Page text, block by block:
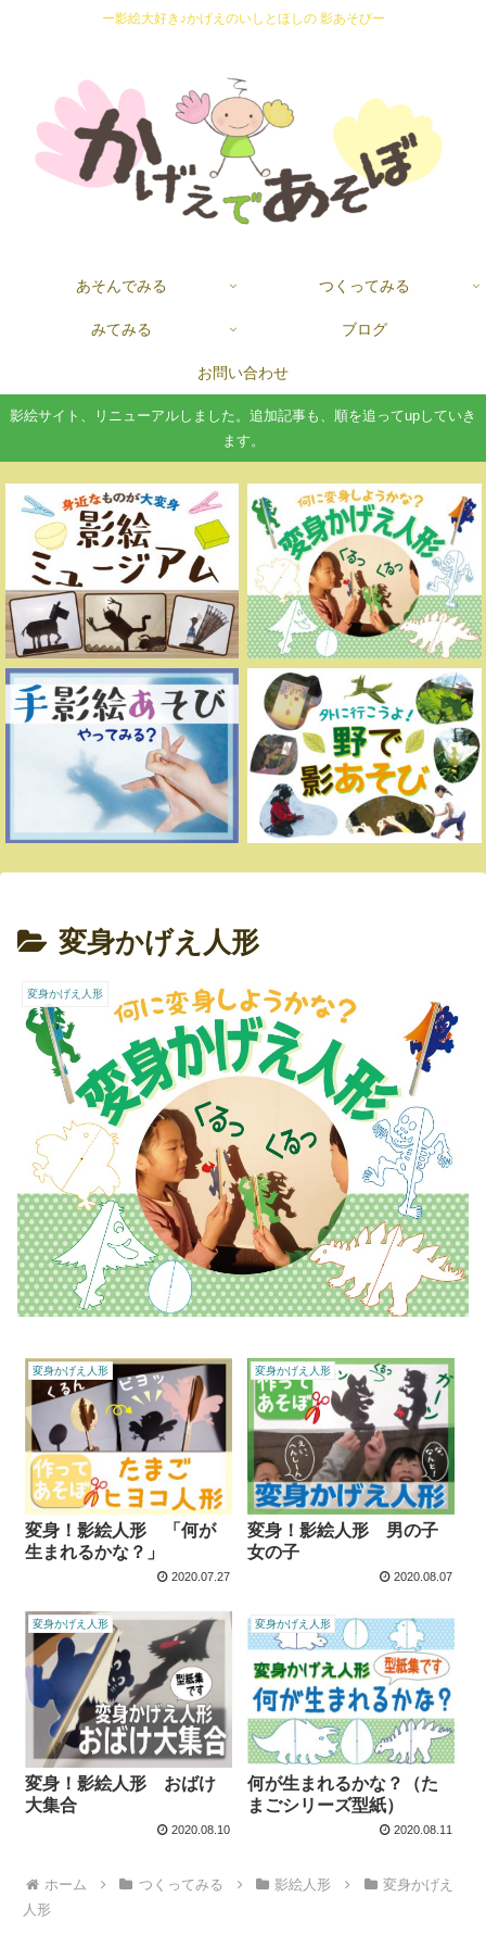
ー影絵大好き♪かげえのいしとほしの 影あそびー
あそんでみる つくってみる
みてみる ブログ
お問い合わせ
影絵サイト、リニューアルしました。追加記事も、順を追ってupしていき
ます。
変身かげえ人形
変身かげえ人形
変身かげえ人形
変身！影絵人形 「何が
生まれるかな？」
2020.07.27
変身かげえ人形
変身！影絵人形 男の子
女の子
2020.08.07
変身かげえ人形
変身！影絵人形 おばけ
大集合
2020.08.10
変身かげえ人形
何が生まれるかな？（た
まごシリーズ型紙）
2020.08.11
ホーム つくってみる 影絵人形
変身かげえ
人形